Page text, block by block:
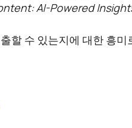
AI-Powered
할 수 있는지에 대한 흥미